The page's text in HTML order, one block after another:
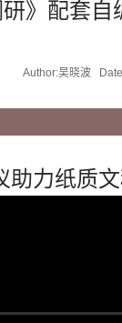
Author:吴晓波
助力纸质